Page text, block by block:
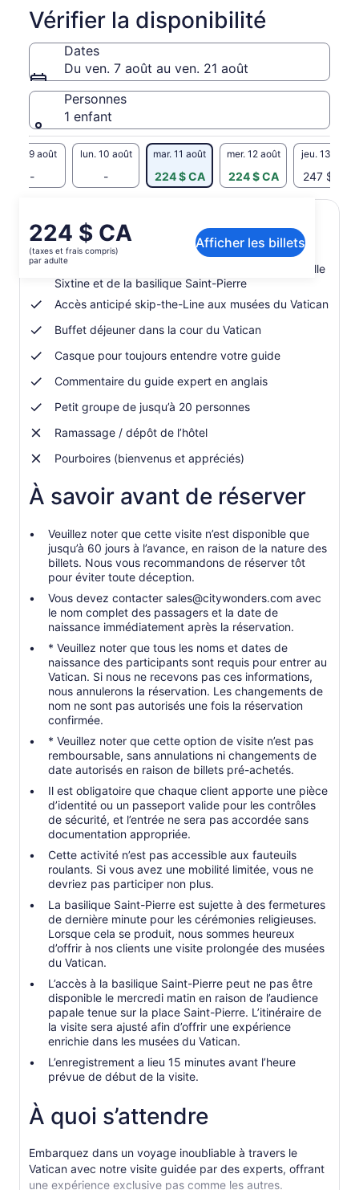
Vérifier la disponibilité
Dates
Du ven. 7 août au ven. 21 août
Personnes
1 enfant
dim. 9 août
-
lun. 10 août
-
mar. 11 août
224 $ CA
mer. 12 août
224 $ CA
jeu. 13 août
247 $ CA
Le
prix
est
de 224 $ CA.
adulte
224 $ CA
(taxes et frais compris)
par adulte
Afficher les billets
Inclusions et exclusions
Visite guidée des Musées du Vatican, de la chapelle
Sixtine et de la basilique Saint-Pierre
Accès anticipé skip-the-Line aux musées du Vatican
Buffet déjeuner dans la cour du Vatican
Casque pour toujours entendre votre guide
Commentaire du guide expert en anglais
Petit groupe de jusqu’à 20 personnes
Ramassage / dépôt de l’hôtel
Pourboires (bienvenus et appréciés)
À savoir avant de réserver
Veuillez noter que cette visite n’est disponible que
jusqu’à 60 jours à l’avance, en raison de la nature des
billets. Nous vous recommandons de réserver tôt
pour éviter toute déception.
Vous devez contacter sales@citywonders.com avec
le nom complet des passagers et la date de
naissance immédiatement après la réservation.
* Veuillez noter que tous les noms et dates de
naissance des participants sont requis pour entrer au
Vatican. Si nous ne recevons pas ces informations,
nous annulerons la réservation. Les changements de
nom ne sont pas autorisés une fois la réservation
confirmée.
* Veuillez noter que cette option de visite n’est pas
remboursable, sans annulations ni changements de
date autorisés en raison de billets pré-achetés.
Il est obligatoire que chaque client apporte une pièce
d’identité ou un passeport valide pour les contrôles
de sécurité, et l’entrée ne sera pas accordée sans
documentation appropriée.
Cette activité n’est pas accessible aux fauteuils
roulants. Si vous avez une mobilité limitée, vous ne
devriez pas participer non plus.
La basilique Saint-Pierre est sujette à des fermetures
de dernière minute pour les cérémonies religieuses.
Lorsque cela se produit, nous sommes heureux
d’offrir à nos clients une visite prolongée des musées
du Vatican.
L’accès à la basilique Saint-Pierre peut ne pas être
disponible le mercredi matin en raison de l’audience
papale tenue sur la place Saint-Pierre. L’itinéraire de
la visite sera ajusté afin d’offrir une expérience
enrichie dans les musées du Vatican.
L’enregistrement a lieu 15 minutes avant l’heure
prévue de début de la visite.
À quoi s’attendre
Embarquez dans un voyage inoubliable à travers le
Vatican avec notre visite guidée par des experts, offrant
une expérience exclusive pas comme les autres.